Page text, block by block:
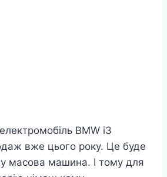
BMW i3
вже цього року. Це буде
масова машина. І тому для